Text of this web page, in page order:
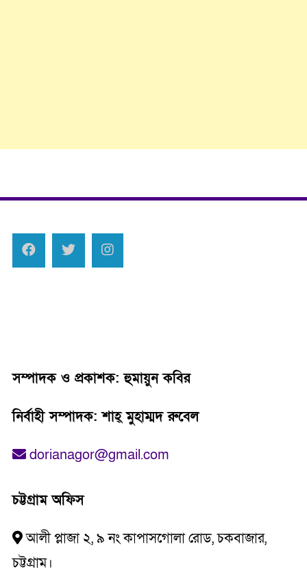
সম্পাদক ও প্রকাশক: হুমায়ুন কবির
নির্বাহী সম্পাদক: শাহ্‌ মুহাম্মদ রুবেল
dorianagor@gmail.com
চট্টগ্রাম অফিস
আলী প্লাজা ২, ৯ নং কাপাসগোলা রোড, চকবাজার,
চট্টগ্রাম।